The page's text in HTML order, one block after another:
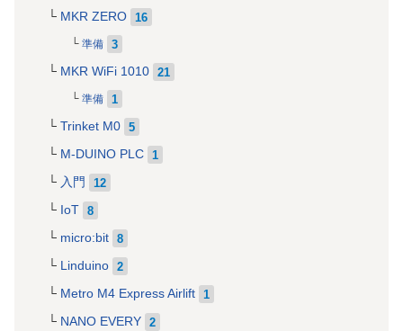
MKR ZERO 16
準備 3
MKR WiFi 1010 21
準備 1
Trinket M0 5
M-DUINO PLC 1
入門 12
IoT 8
micro:bit 8
Linduino 2
Metro M4 Express Airlift 1
NANO EVERY 2